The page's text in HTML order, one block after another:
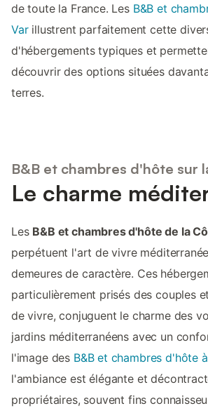
de toute la France. Les B&B et
Varillustrent parfaitement cette
d'hébergements typiques et
découvrir des options situées
terres.
B&B et chambres d'hôte sur
Le charme
Les B&B et chambres d'hôte de la
perpétuent l'art de vivre
demeures de caractère. Ces
particulièrement prisés des couples
de vivre, conjuguent le charme des
jardins méditerranéens avec un
l'image des B&B et chambres d'hôte
l'ambiance est élégante et
propriétaires, souvent fins